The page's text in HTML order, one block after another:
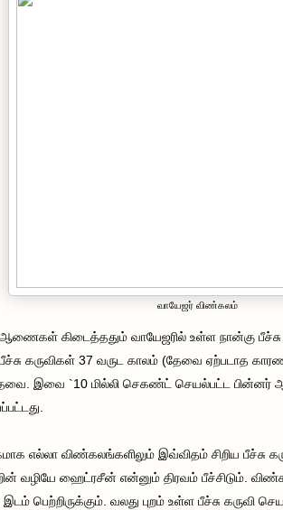
வாயேஜர் விண்கலம்
கிடைத்ததும் வாயேஜரில் உள்ள நான்கு பீச்சு
கருவிகள் 37 வருட காலம் (தேவை ஏற்படாத
இவை `10 மில்லி செகண்ட் செயல்பட்ட பின்னர்
எல்லா விண்கலங்களிலும் இவ்விதம் சிறிய பீச்சு
வழியே ஹைட்ரசீன் என்னும் திரவம் பீச்சிடும்.
பெற்றிருக்கும். வலது புறம் உள்ள பீச்சு கருவி